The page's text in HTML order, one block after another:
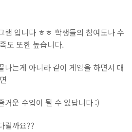
램 입니다 ㅎㅎ 학생들의 참여도나 수
도 또한 높습니다.
나는게 아니라 같이 게임을 하면서 대
거운 수업이 될 수 있답니다 :)
릴까요??